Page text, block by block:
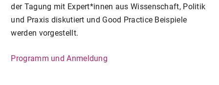
der Tagung mit Expert*innen aus Wissenschaft, Politik
und Praxis diskutiert und Good Practice Beispiele
werden vorgestellt.
Programm und Anmeldung